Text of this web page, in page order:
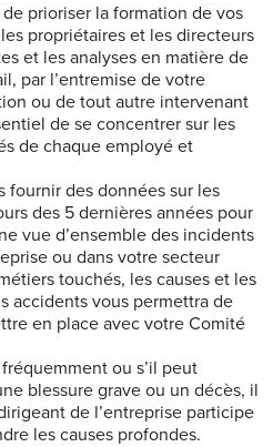
prioriser la formation de vos
propriétaires et les directeurs
et les analyses en matière de
par l’entremise de votre
ou de tout autre intervenant
de se concentrer sur les
de chaque employé et
des données sur les
des 5 dernières années pour
vue d’ensemble des incidents
ou dans votre secteur
touchés, les causes et les
accidents vous permettra de
en place avec votre Comité
ou s’il peut
blessure grave ou un décès, il
de l’entreprise participe
les causes profondes.